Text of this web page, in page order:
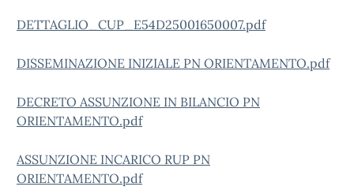
DETTAGLIO_CUP_E54D25001650007.pdf
DISSEMINAZIONE INIZIALE PN ORIENTAMENTO.pdf
DECRETO ASSUNZIONE IN BILANCIO PN
ORIENTAMENTO.pdf
ASSUNZIONE INCARICO RUP PN
ORIENTAMENTO.pdf